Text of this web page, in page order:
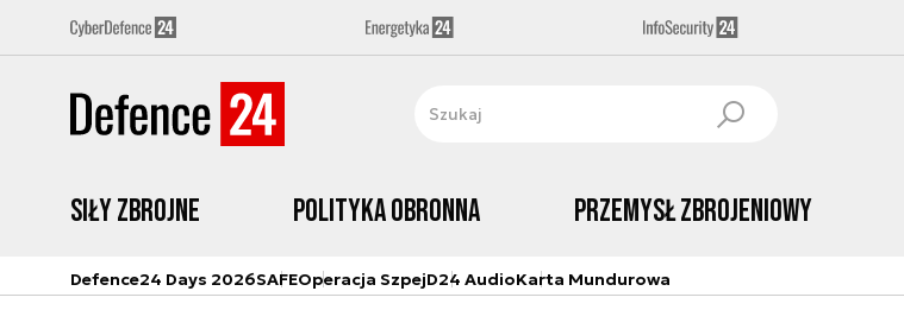
Siły zbrojne Polityka obronna Przemysł Zbrojeniowy
Defence24 Days 2026SAFEOperacja SzpejD24 AudioKarta Mundurowa